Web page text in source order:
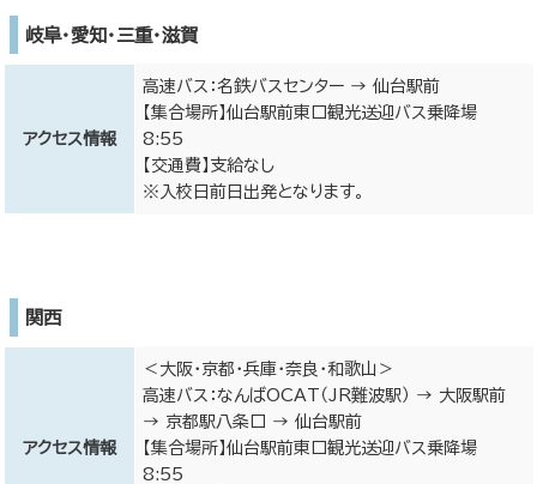
岐阜・愛知・三重・滋賀
アクセス情報
高速バス：名鉄バスセンター → 仙台駅前
【集合場所】仙台駅前東口観光送迎バス乗降場
8:55
【交通費】支給なし
※入校日前日出発となります。
関西
アクセス情報
＜大阪・京都・兵庫・奈良・和歌山＞
高速バス：なんばOCAT（JR難波駅） → 大阪駅前
→ 京都駅八条口 → 仙台駅前
【集合場所】仙台駅前東口観光送迎バス乗降場
8:55